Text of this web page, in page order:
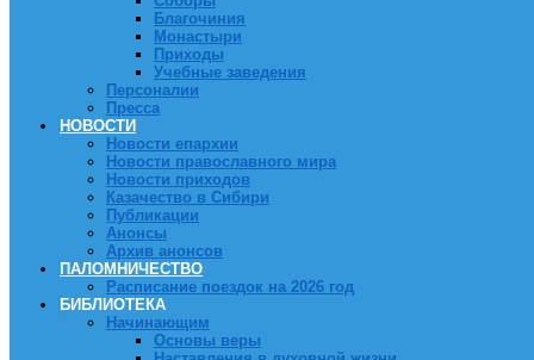
Благочиния
Монастыри
Приходы
Учебные заведения
Персоналии
Пресса
НОВОСТИ
Новости епархии
Новости православного мира
Новости приходов
Казачество в Сибири
Публикации
Анонсы
Архив анонсов
ПАЛОМНИЧЕСТВО
Расписание поездок на 2026 год
БИБЛИОТЕКА
Начинающим
Основы веры